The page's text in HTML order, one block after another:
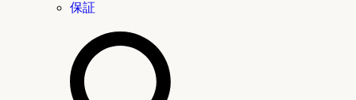
保証